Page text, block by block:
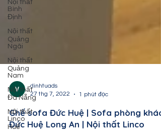
Nội thất
Bình
Định
Nội thất
Quảng
Ngãi
Nội thất
Quảng
Nam
Nội thất
Đà Nẵng
Nội thất
Linco
Huế
dinhtuads
27 thg 7, 2022
1 phút đọc
Ghế sofa Đức Huệ | Sofa phòng